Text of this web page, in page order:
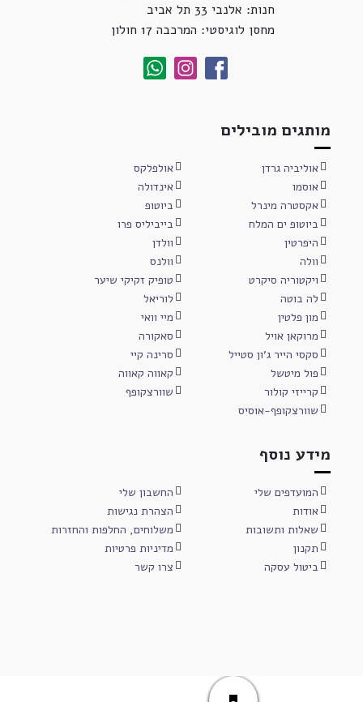
חנות: אלנבי 33 תל אביב
מחסן לוגיסטי: המרכבה 17 חולון
מותגים מובילים
אוליביה גרדן
אולפלקס
אוסמו
אינדולה
אקסטרה מינרל
ביוטופ
ביוטופ ים המלח
בייביליס פרו
היפרטין
וולדן
וולה
וולנס
ויקטוריה סיקרט
טופיק זקיקי שיער
לה בוטה
לוריאל
מון פלטין
מיי וואי
מרוקאן אויל
סאקורה
סקסי הייר ג'ון סטייל
סרינה קיי
פול מיטשל
קאווה קאווה
קרייזי קולור
שוורצקופף
שוורצקופף-אוסיס
מידע נוסף
המועדפים שלי
החשבון שלי
אודות
הצהרת נגישות
שאלות ותשובות
משלוחים, החלפות והחזרות
תקנון
מדיניות פרטיות
ביטול עסקה
צרו קשר